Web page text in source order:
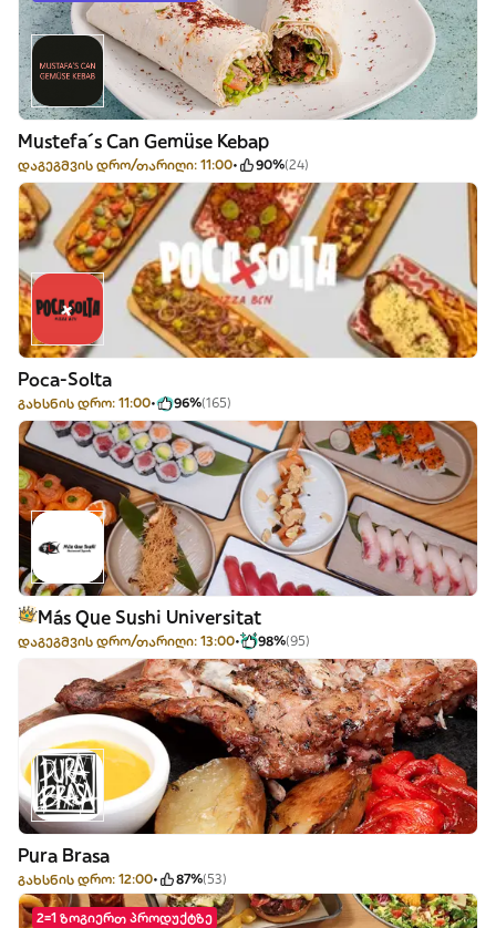
Mustefa´s Can Gemüse Kebap
დაგეგმვის დრო/თარიღი: 11:00 90%(24)
Poca-Solta
გახსნის დრო: 11:00 96%(165)
Más Que Sushi Universitat
დაგეგმვის დრო/თარიღი: 13:00 98%(95)
Pura Brasa
გახსნის დრო: 12:00 87%(53)
2=1 ზოგიერთ პროდუქტზე